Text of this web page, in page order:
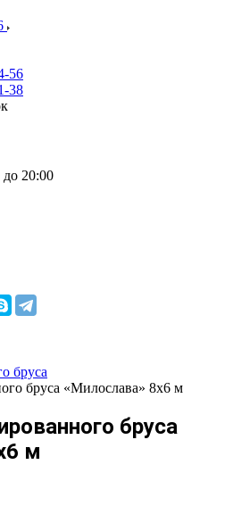
56
38
20:00
бруса
бруса «Милослава» 8х6 м
бруса
м